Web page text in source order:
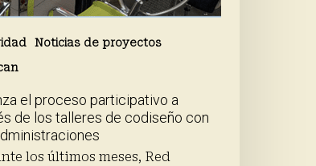
Noticias de proyectos
el proceso participativo a
de los talleres de codiseño con
los últimos meses, Red